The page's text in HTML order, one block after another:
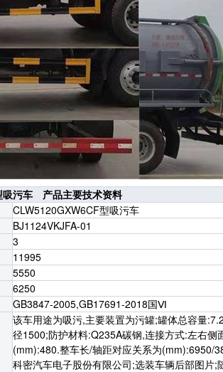
吸污车 产品主要技术资料
CLW5120GXW6CF型吸污车
BJ1124VKJFA-01
3
11995
5550
6250
GB3847-2005,GB17691-2018国Ⅵ
该车用途为吸污,主要装置为污罐;罐体总容量
径1500;防护材料:Q235A碳钢,连接方式:左右
(mm):480.整车长/轴距对应关系为(mm):6950/
科密汽车电子股份有限公司;选装车辆后部图片;